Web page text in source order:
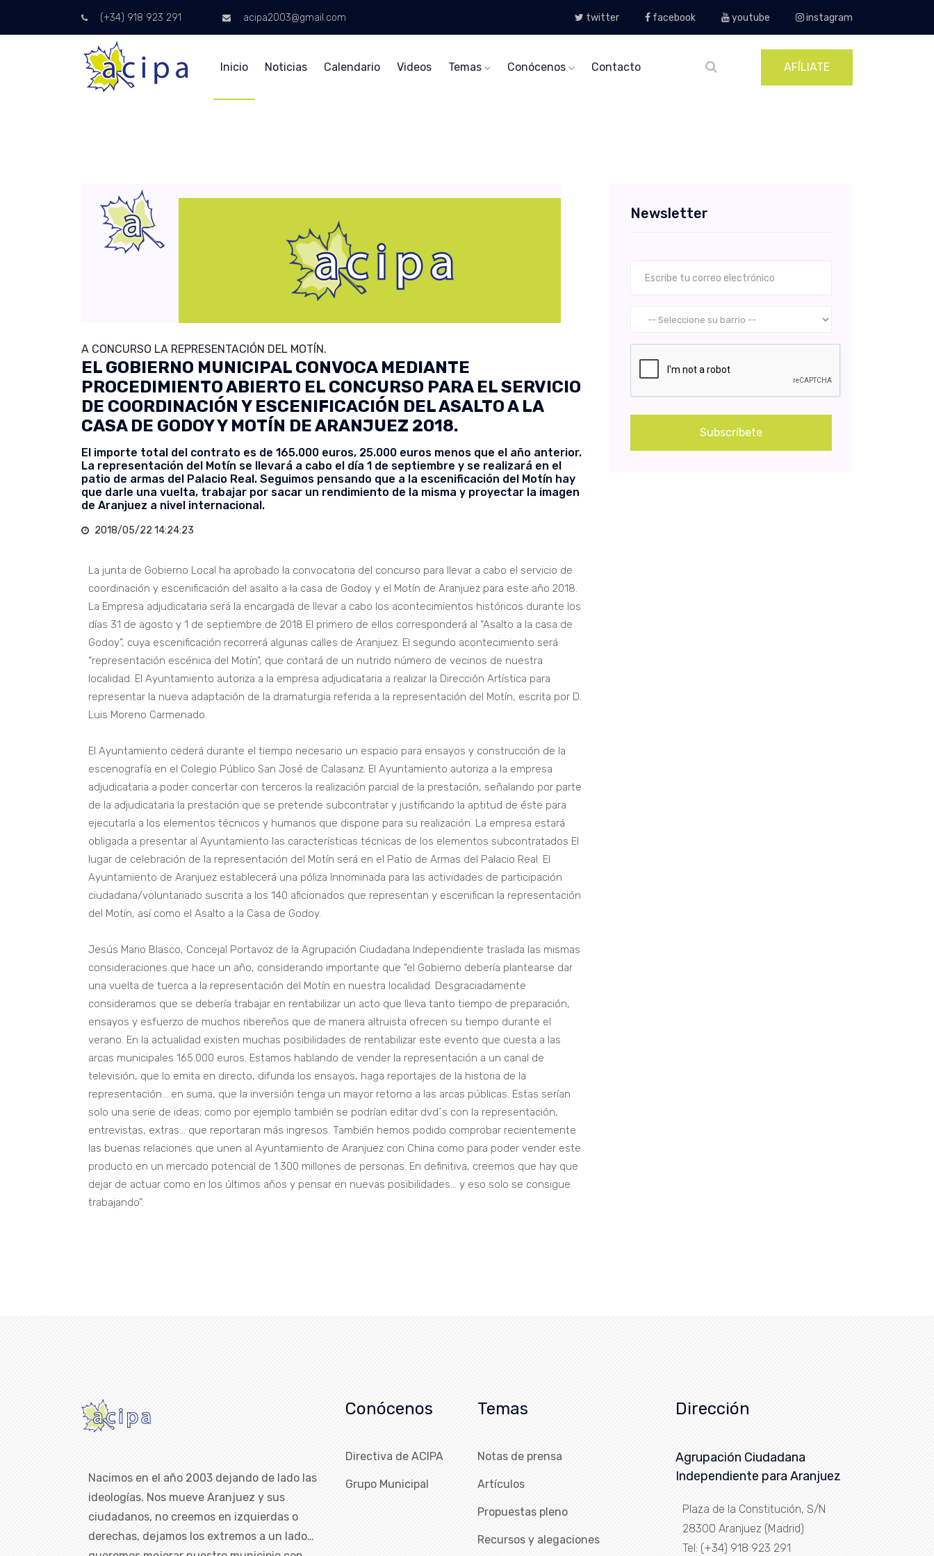
(+34) 918 923 291 acipa2003@gmail.com twitter facebook youtube instagram
Inicio Noticias Calendario Videos Temas Conócenos Contacto AFÍLIATE
A CONCURSO LA REPRESENTACIÓN DEL MOTÍN.
EL GOBIERNO MUNICIPAL CONVOCA MEDIANTE
PROCEDIMIENTO ABIERTO EL CONCURSO PARA EL SERVICIO
DE COORDINACIÓN Y ESCENIFICACIÓN DEL ASALTO A LA
CASA DE GODOY Y MOTÍN DE ARANJUEZ 2018.
El importe total del contrato es de 165.000 euros, 25.000 euros menos que el año anterior.
La representación del Motín se llevará a cabo el día 1 de septiembre y se realizará en el
patio de armas del Palacio Real. Seguimos pensando que a la escenificación del Motín hay
que darle una vuelta, trabajar por sacar un rendimiento de la misma y proyectar la imagen
de Aranjuez a nivel internacional.
2018/05/22 14:24:23
La junta de Gobierno Local ha aprobado la convocatoria del concurso para llevar a cabo el servicio de
coordinación y escenificación del asalto a la casa de Godoy y el Motín de Aranjuez para este año 2018.
La Empresa adjudicataria será la encargada de llevar a cabo los acontecimientos históricos durante los
días 31 de agosto y 1 de septiembre de 2018 El primero de ellos corresponderá al “Asalto a la casa de
Godoy”, cuya escenificación recorrerá algunas calles de Aranjuez. El segundo acontecimiento será
“representación escénica del Motín”, que contará de un nutrido número de vecinos de nuestra
localidad. El Ayuntamiento autoriza a la empresa adjudicataria a realizar la Dirección Artística para
representar la nueva adaptación de la dramaturgia referida a la representación del Motín, escrita por D.
Luis Moreno Carmenado.
El Ayuntamiento cederá durante el tiempo necesario un espacio para ensayos y construcción de la
escenografía en el Colegio Público San José de Calasanz. El Ayuntamiento autoriza a la empresa
adjudicataria a poder concertar con terceros la realización parcial de la prestación, señalando por parte
de la adjudicataria la prestación que se pretende subcontratar y justificando la aptitud de éste para
ejecutarla a los elementos técnicos y humanos que dispone para su realización. La empresa estará
obligada a presentar al Ayuntamiento las características técnicas de los elementos subcontratados El
lugar de celebración de la representación del Motín será en el Patio de Armas del Palacio Real. El
Ayuntamiento de Aranjuez establecerá una póliza Innominada para las actividades de participación
ciudadana/voluntariado suscrita a los 140 aficionados que representan y escenifican la representación
del Motín, así como el Asalto a la Casa de Godoy.
Jesús Mario Blasco, Concejal Portavoz de la Agrupación Ciudadana Independiente traslada las mismas
consideraciones que hace un año, considerando importante que “el Gobierno debería plantearse dar
una vuelta de tuerca a la representación del Motín en nuestra localidad. Desgraciadamente
consideramos que se debería trabajar en rentabilizar un acto que lleva tanto tiempo de preparación,
ensayos y esfuerzo de muchos ribereños que de manera altruista ofrecen su tiempo durante el
verano. En la actualidad existen muchas posibilidades de rentabilizar este evento que cuesta a las
arcas municipales 165.000 euros. Estamos hablando de vender la representación a un canal de
televisión, que lo emita en directo, difunda los ensayos, haga reportajes de la historia de la
representación… en suma, que la inversión tenga un mayor retorno a las arcas públicas. Estas serían
solo una serie de ideas; como por ejemplo también se podrían editar dvd´s con la representación,
entrevistas, extras… que reportaran más ingresos. También hemos podido comprobar recientemente
las buenas relaciones que unen al Ayuntamiento de Aranjuez con China como para poder vender este
producto en un mercado potencial de 1.300 millones de personas. En definitiva, creemos que hay que
dejar de actuar como en los últimos años y pensar en nuevas posibilidades… y eso solo se consigue
trabajando”.
Newsletter
Subscríbete
Nacimos en el año 2003 dejando de lado las
ideologías. Nos mueve Aranjuez y sus
ciudadanos, no creemos en izquierdas o
derechas, dejamos los extremos a un lado…
Conócenos
Directiva de ACIPA
Grupo Municipal
Temas
Notas de prensa
Artículos
Propuestas pleno
Recursos y alegaciones
Dirección
Agrupación Ciudadana
Independiente para Aranjuez
Plaza de la Constitución, S/N
28300 Aranjuez (Madrid)
Tel: (+34) 918 923 291